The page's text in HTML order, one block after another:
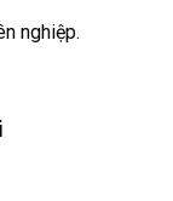
nghiệp.